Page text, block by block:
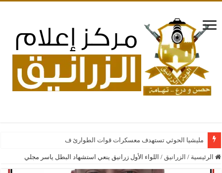
مليشيا الحوثي تستهدف معسكرات قوات الطوارئ في مأرب وحضرموت
الرئيسية / الزرانيق / اللواء الأول زرانيق ينعي استشهاد البطل ياسر مجلي